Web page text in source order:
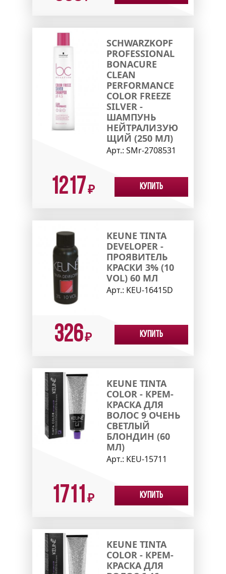
SCHWARZKOPF
PROFESSIONAL
BONACURE
CLEAN
PERFORMANCE
COLOR FREEZE
SILVER -
ШАМПУНЬ
НЕЙТРАЛИЗУЮ
ЩИЙ (250 МЛ)
Арт.: SMr-2708531
1217₽ Купить
KEUNE TINTA
DEVELOPER -
ПРОЯВИТЕЛЬ
КРАСКИ 3% (10
VOL) 60 МЛ
Арт.: KEU-16415D
326₽ Купить
KEUNE TINTA
COLOR - КРЕМ-
КРАСКА ДЛЯ
ВОЛОС 9 ОЧЕНЬ
СВЕТЛЫЙ
БЛОНДИН (60
МЛ)
Арт.: KEU-15711
1711 ₽ Купить
KEUNE TINTA
COLOR - КРЕМ-
КРАСКА ДЛЯ